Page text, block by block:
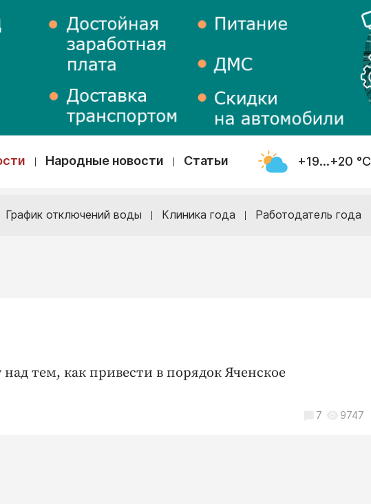
Народные новости Статьи +19...+20 °С
График отключений воды Клиника года Работодатель года
тем, как привести в порядок Яченское
7 9747